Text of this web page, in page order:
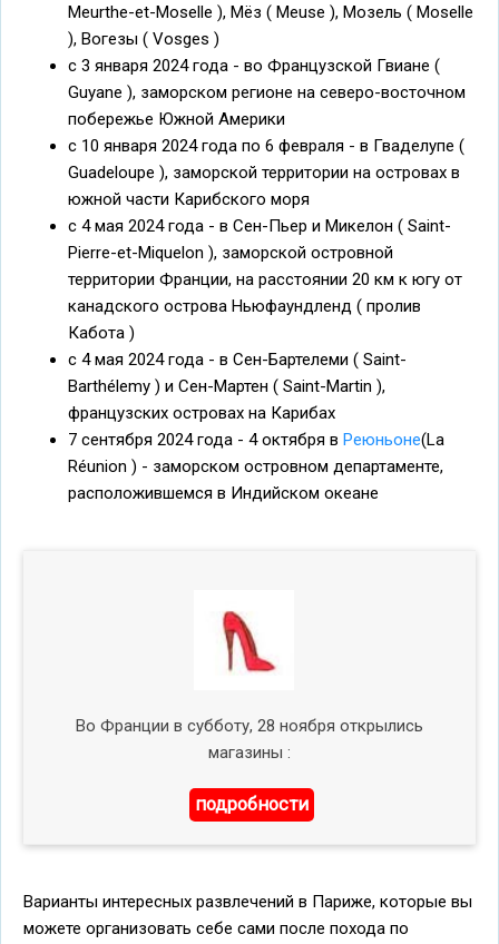
Meurthe-et-Moselle ), Мёз ( Meuse ), Мозель ( Moselle
), Вогезы ( Vosges )
с 3 января 2024 года - во Французской Гвиане (
Guyane ), заморском регионе на северо-восточном
побережье Южной Америки
с 10 января 2024 года по 6 февраля - в Гваделупе (
Guadeloupe ), заморской территории на островах в
южной части Карибского моря
с 4 мая 2024 года - в Сен-Пьер и Микелон ( Saint-
Pierre-et-Miquelon ), заморской островной
территории Франции, на расстоянии 20 км к югу от
канадского острова Ньюфаундленд ( пролив
Кабота )
с 4 мая 2024 года - в Сен-Бартелеми ( Saint-
Barthélemy ) и Сен-Мартен ( Saint-Martin ),
французских островах на Карибах
7 сентября 2024 года - 4 октября в Реюньоне(La
Réunion ) - заморском островном департаменте,
расположившемся в Индийском океане
Во Франции в субботу, 28 ноября открылись
магазины :
подробности
Варианты интересных развлечений в Париже, которые вы
можете организовать себе сами после похода по